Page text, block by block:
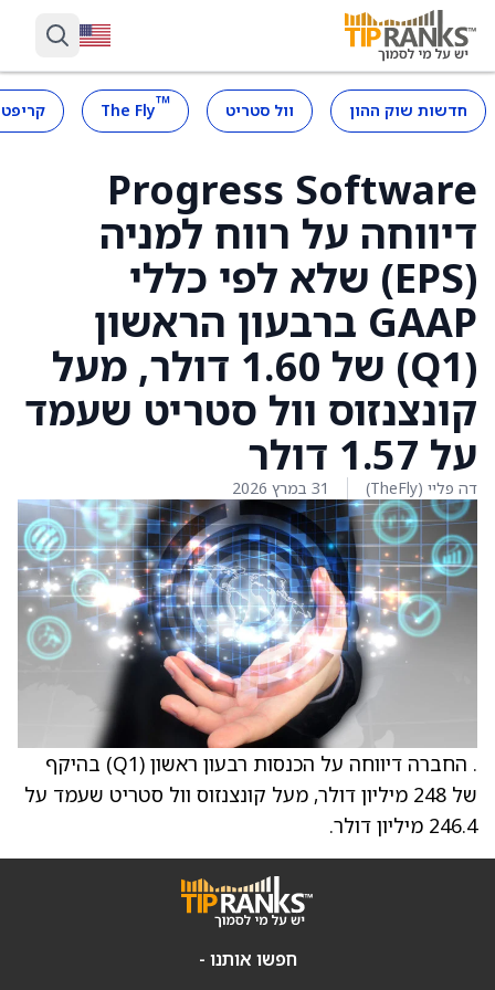
חדשות שוק ההון וול סטריט ™
The Fly
Progress Software
דיווחה על רווח למניה
(EPS) שלא לפי כללי
GAAP ברבעון הראשון
(Q1) של 1.60 דולר, מעל
קונצנזוס וול סטריט שעמד
על 1.57 דולר
דה פליי (TheFly) 31 במרץ 2026
. החברה דיווחה על הכנסות רבעון ראשון (Q1) בהיקף
של 248 מיליון דולר, מעל קונצנזוס וול סטריט שעמד על
246.4 מיליון דולר.
חפשו אותנו -